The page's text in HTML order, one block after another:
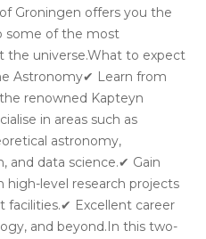
Groningen offers you the
some of the most
the universe.What to expect
Astronomy✔ Learn from
renowned Kapteyn
in areas such as
astronomy,
and data science.✔ Gain
high-level research projects
facilities.✔ Excellent career
and beyond.In this two-